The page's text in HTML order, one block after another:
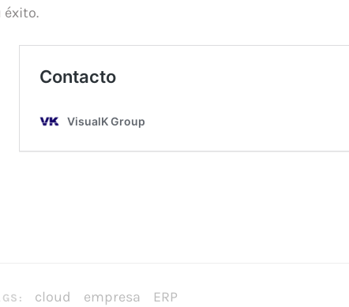
éxito.
cloud empresa ERP